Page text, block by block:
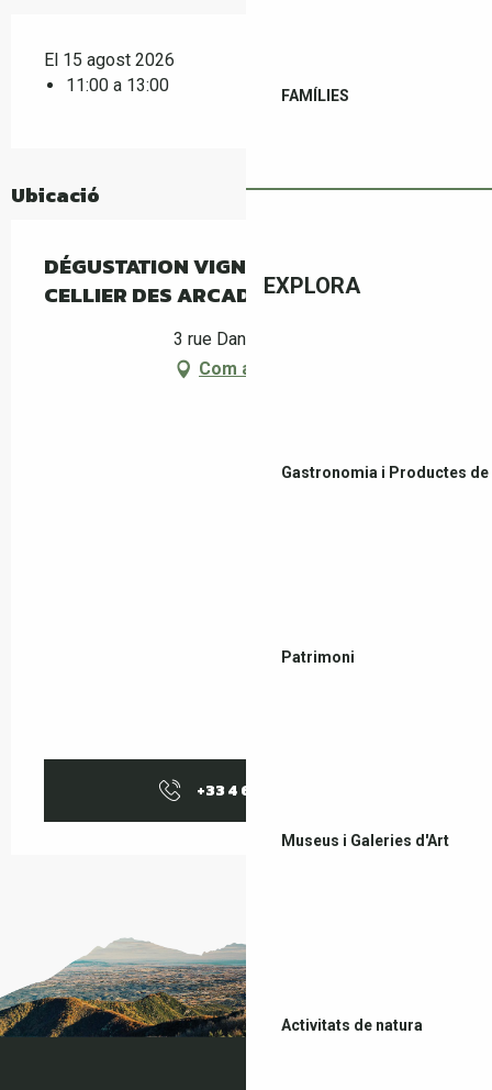
FAMÍLIES
EXPLORA
Gastronomia i Productes
Patrimoni
Museus i Galeries d'Art
Activitats de natura
El 15 agost 2026
11:00 a 13:00
Ubicació
DÉGUSTATION VIGNERONNE - LE
CELLIER DES ARCADES
3 rue Danton, Céret
Com arribar-hi
+33 4 68 87 19